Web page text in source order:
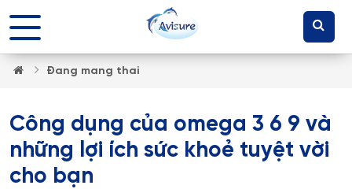
Đang mang thai
Công dụng của omega 3 6 9 và
những lợi ích sức khoẻ tuyệt vời
cho bạn